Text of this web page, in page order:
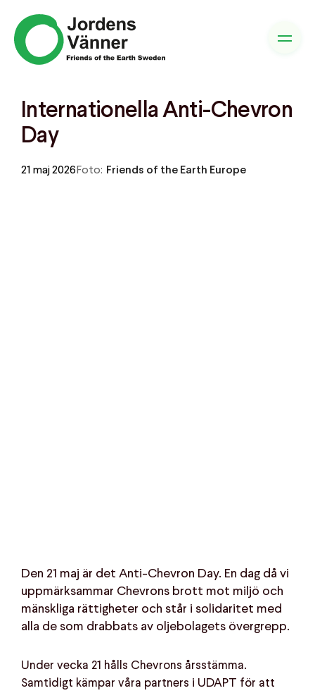
Internationella Anti-Chevron
Day
21 maj 2026 Foto: Friends of the Earth Europe
Den 21 maj är det Anti-Chevron Day. En dag då vi
uppmärksammar Chevrons brott mot miljö och
mänskliga rättigheter och står i solidaritet med
alla de som drabbats av oljebolagets övergrepp.
Under vecka 21 hålls Chevrons årsstämma.
Samtidigt kämpar våra partners i UDAPT för att